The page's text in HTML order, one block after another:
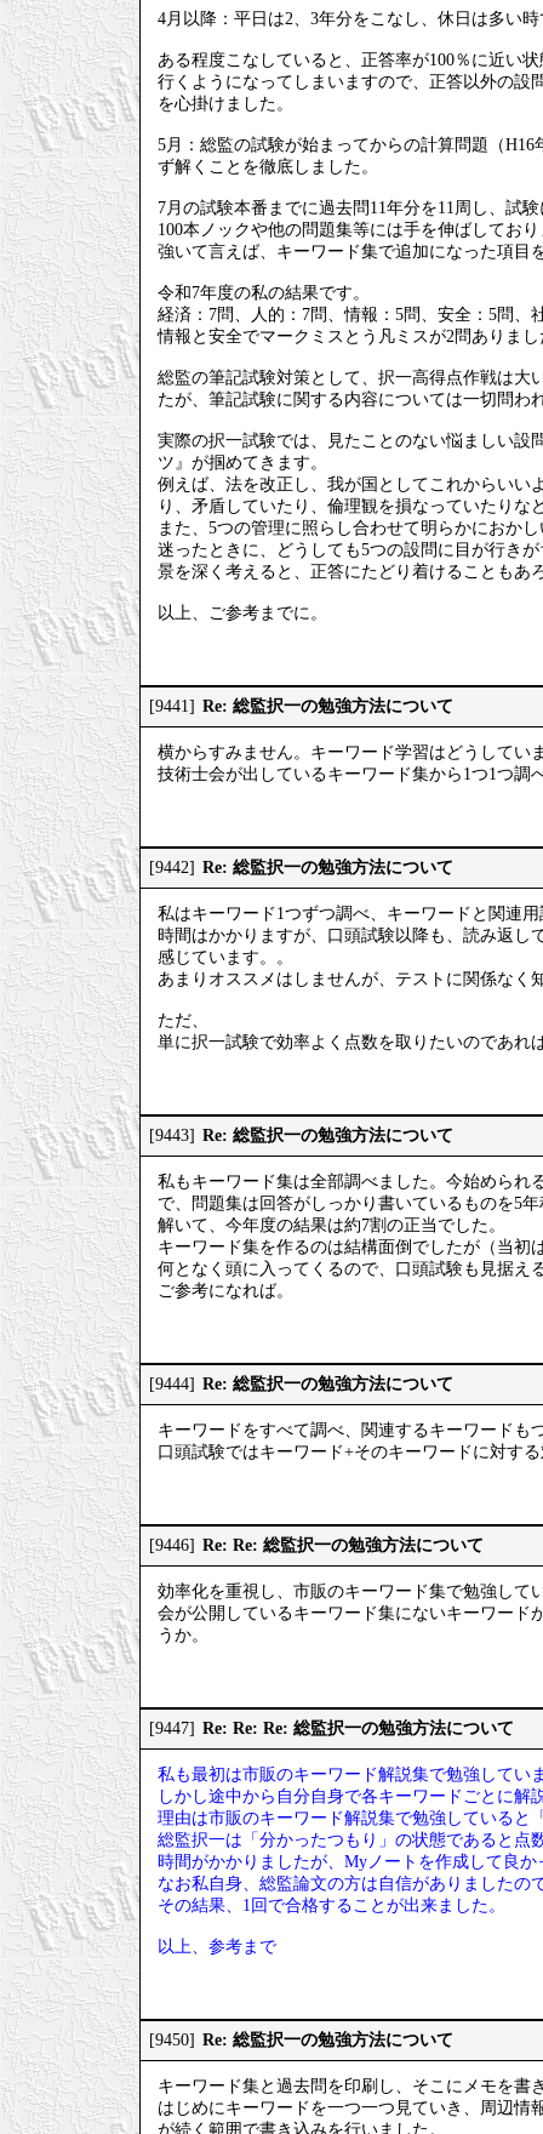
4月以降：平日は2、3年分をこなし、休日は多い
ある程度こなしていると、正答率が100％に近い
行くようになってしまいますので、正答以外の設
を心掛けました。
5月：総監の試験が始まってからの計算問題（
ず解くことを徹底しました。
7月の試験本番までに過去問11年分を11周し、試
100本ノックや他の問題集等には手を伸ばしてお
強いて言えば、キーワード集で追加になった項目
令和7年度の私の結果です。
経済：7問、人的：7問、情報：5問、安全：5問
情報と安全でマークミスとう凡ミスが2問ありま
総監の筆記試験対策として、択一高得点作戦は大
たが、筆記試験に関する内容については一切問わ
実際の択一試験では、見たことのない悩ましい設
ツ』が掴めてきます。
例えば、法を改正し、我が国としてこれからいい
り、矛盾していたり、倫理観を損なっていたりな
また、5つの管理に照らし合わせて明らかにおか
迷ったときに、どうしても5つの設問に目が行き
景を深く考えると、正答にたどり着けることもあ
以上、ご参考までに。
[9441] Re: 総監択一の勉強方法について
横からすみません。キーワード学習はどうしてい
技術士会が出しているキーワード集から1つ1つ調
[9442] Re: 総監択一の勉強方法について
私はキーワード1つずつ調べ、キーワードと関連
時間はかかりますが、口頭試験以降も、読み返
感じています。。
あまりオススメはしませんが、テストに関係なく
ただ、
単に択一試験で効率よく点数を取りたいのであれ
[9443] Re: 総監択一の勉強方法について
私もキーワード集は全部調べました。今始められ
で、問題集は回答がしっかり書いているものを5
解いて、今年度の結果は約7割の正当でした。
キーワード集を作るのは結構面倒でしたが（当
何となく頭に入ってくるので、口頭試験も見据え
ご参考になれば。
[9444] Re: 総監択一の勉強方法について
キーワードをすべて調べ、関連するキーワードも
口頭試験ではキーワード+そのキーワードに対す
[9446] Re: Re: 総監択一の勉強方法について
効率化を重視し、市販のキーワード集で勉強して
会が公開しているキーワード集にないキーワード
うか。
[9447] Re: Re: Re: 総監択一の勉強方法について
私も最初は市販のキーワード解説集で勉強してい
しかし途中から自分自身で各キーワードごとに解
理由は市販のキーワード解説集で勉強していると
総監択一は「分かったつもり」の状態であると点
時間がかかりましたが、Myノートを作成して良
なお私自身、総監論文の方は自信がありましたの
その結果、1回で合格することが出来ました。
以上、参考まで
[9450] Re: 総監択一の勉強方法について
キーワード集と過去問を印刷し、そこにメモを書
はじめにキーワードを一つ一つ見ていき、周辺
が続く範囲で書き込みを行いました。